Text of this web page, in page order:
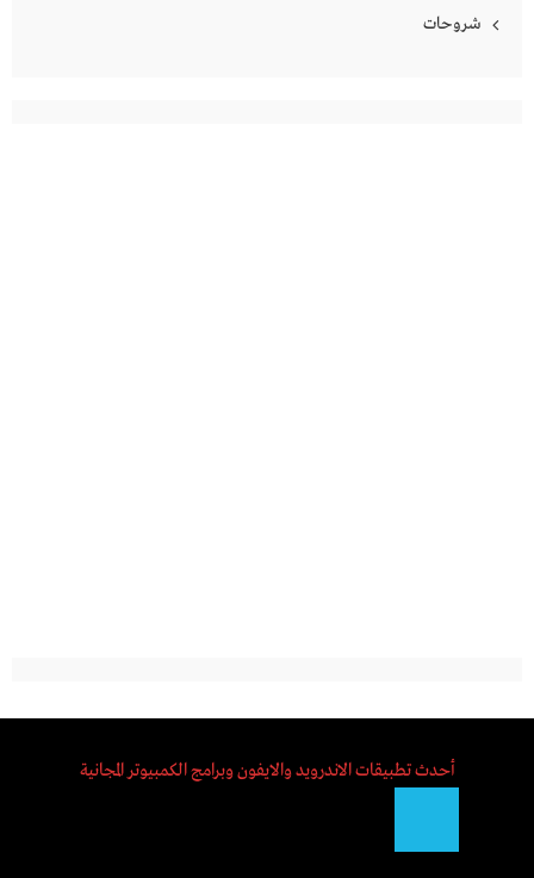
شروحات
أحدث تطبيقات الاندرويد والايفون وبرامج الكمبيوتر المجانية